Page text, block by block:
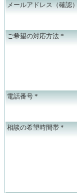
メールアドレス（確認）
ご希望の対応方法 *
電話番号 *
相談の希望時間帯 *